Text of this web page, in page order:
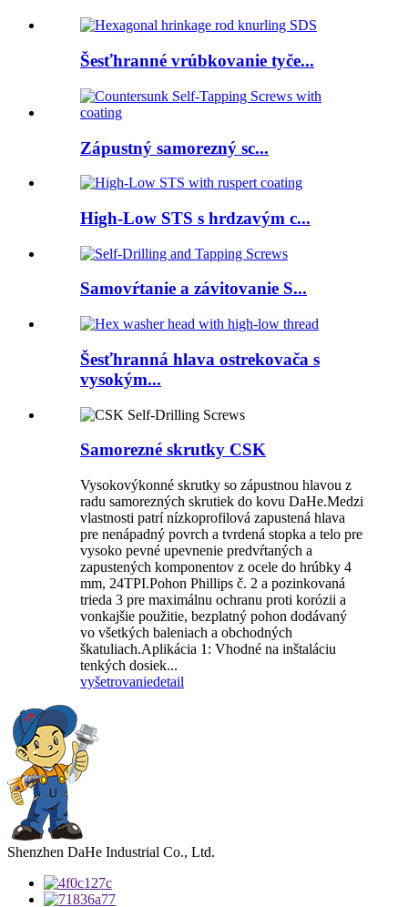
Šesťhranné vrúbkovanie tyče...
Zápustný samorezný sc...
High-Low STS s hrdzavým c...
Samovŕtanie a závitovanie S...
Šesťhranná hlava ostrekovača s
vysokým...
Samorezné skrutky CSK
Vysokovýkonné skrutky so zápustnou hlavou z
radu samorezných skrutiek do kovu DaHe.Medzi
vlastnosti patrí nízkoprofilová zapustená hlava
pre nenápadný povrch a tvrdená stopka a telo pre
vysoko pevné upevnenie predvŕtaných a
zapustených komponentov z ocele do hrúbky 4
mm, 24TPI.Pohon Phillips č. 2 a pozinkovaná
trieda 3 pre maximálnu ochranu proti korózii a
vonkajšie použitie, bezplatný pohon dodávaný
vo všetkých baleniach a obchodných
škatuliach.Aplikácia 1: Vhodné na inštaláciu
tenkých dosiek...
vyšetrovaniedetail
Shenzhen DaHe Industrial Co., Ltd.